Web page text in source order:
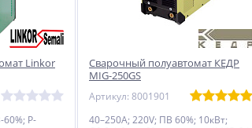
Linkor
P-
Сварочный полуавтомат КЕДР
MIG-250GS
Артикул: 8001901
40–250А; 220V; ПВ 60%; 10кВт;